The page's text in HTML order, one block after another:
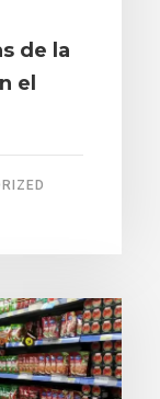
de la
el